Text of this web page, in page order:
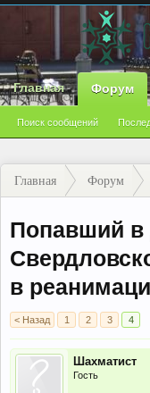
Главная Форум
Поиск сообщений
Главная Форум
Попавший в
в
< Назад 1 2 3 4
Шахматист
Гость